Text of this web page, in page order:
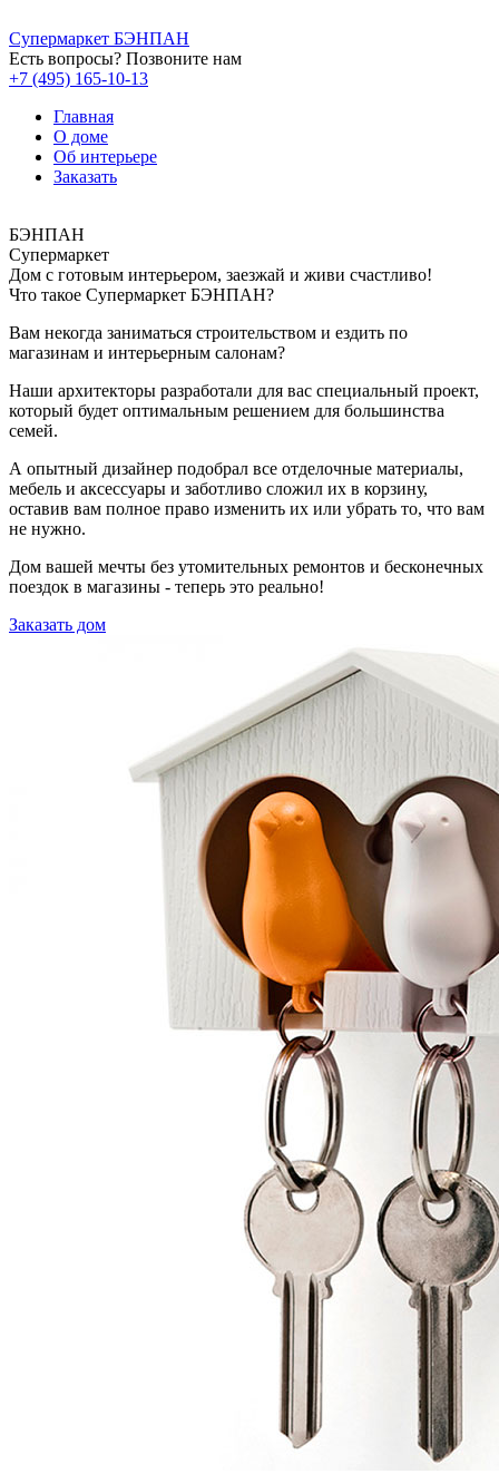
Супермаркет БЭНПАН
Есть вопросы? Позвоните нам
+7 (495) 165-10-13
Главная
О доме
Об интерьере
Заказать
БЭНПАН
Супермаркет
Дом с готовым интерьером, заезжай и живи счастливо!
Что такое Супермаркет БЭНПАН?
Вам некогда заниматься строительством и ездить по
магазинам и интерьерным салонам?
Наши архитекторы разработали для вас специальный проект,
который будет оптимальным решением для большинства
семей.
А опытный дизайнер подобрал все отделочные материалы,
мебель и аксессуары и заботливо сложил их в корзину,
оставив вам полное право изменить их или убрать то, что вам
не нужно.
Дом вашей мечты без утомительных ремонтов и бесконечных
поездок в магазины - теперь это реально!
Заказать дом